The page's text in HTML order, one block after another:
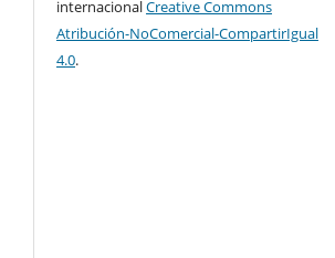
internacionalCreative Commons
Atribución-NoComercial-CompartirIgual
4.0.